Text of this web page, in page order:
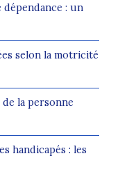
dépendance : un
selon la motricité
la personne
handicapés : les